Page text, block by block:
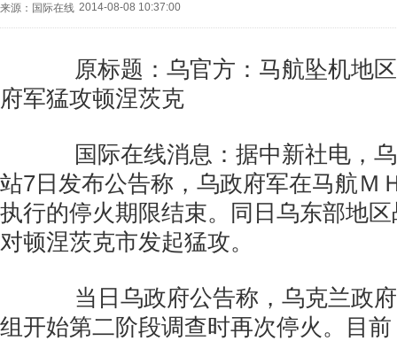
来源：国际在线 2014-08-08 10:37:00
原标题：乌官方：马航坠机地区
府军猛攻顿涅茨克
国际在线消息：据中新社电，乌
站7日发布公告称，乌政府军在马航Ｍ
执行的停火期限结束。同日乌东部地
对顿涅茨克市发起猛攻。
当日乌政府公告称，乌克兰政府
组开始第二阶段调查时再次停火。目